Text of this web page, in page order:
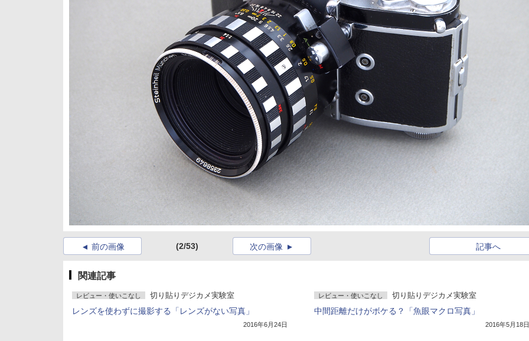
前の画像 (2/53) 記事へ
次の画像
関連記事
レビュー・使いこなし 切り貼りデジカメ実験室
レンズを使わずに撮影する「レンズがない写真」
2016年6月24日
レビュー・使いこなし 切り貼りデジカメ実験室
中間距離だけがボケる？「魚眼マクロ写真」
2016年5月18日